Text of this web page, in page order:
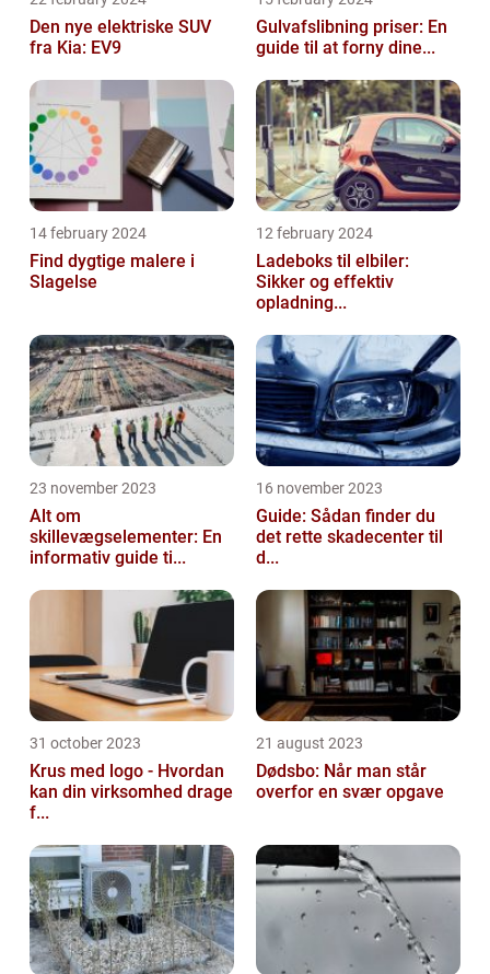
Den nye elektriske SUV
fra Kia: EV9
Gulvafslibning priser: En
guide til at forny dine...
14 february 2024
Find dygtige malere i
Slagelse
12 february 2024
Ladeboks til elbiler:
Sikker og effektiv
opladning...
23 november 2023
Alt om
skillevægselementer: En
informativ guide ti...
16 november 2023
Guide: Sådan finder du
det rette skadecenter til
d...
31 october 2023
Krus med logo - Hvordan
kan din virksomhed drage
f...
21 august 2023
Dødsbo: Når man står
overfor en svær opgave